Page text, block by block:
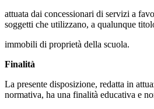
attuata dai concessionari di servizi a
soggetti che utilizzano, a qualunque
immobili di proprietà della scuola.
Finalità
La presente disposizione, redatta in
normativa, ha una finalità educativa e